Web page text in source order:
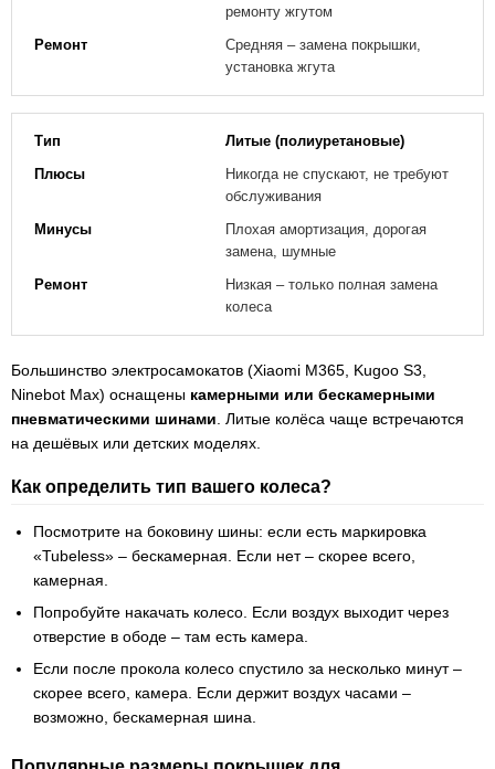
ремонту жгутом
Средняя – замена покрышки,
установка жгута
Литые (полиуретановые)
Никогда не спускают, не требуют
обслуживания
Плохая амортизация, дорогая
замена, шумные
Низкая – только полная замена
колеса
Большинство электросамокатов (Xiaomi M365, Kugoo S3,
Ninebot Max) оснащены камерными или бескамерными
пневматическими шинами . Литые колёса чаще встречаются
на дешёвых или детских моделях.
Как определить тип вашего колеса?
Посмотрите на боковину шины: если есть маркировка
«Tubeless» – бескамерная. Если нет – скорее всего,
камерная.
Попробуйте накачать колесо. Если воздух выходит через
отверстие в ободе – там есть камера.
Если после прокола колесо спустило за несколько минут –
скорее всего, камера. Если держит воздух часами –
возможно, бескамерная шина.